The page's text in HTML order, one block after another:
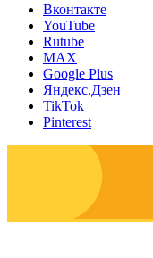
Вконтакте
YouTube
Rutube
MAX
Google Plus
Яндекс.Дзен
TikTok
Pinterest